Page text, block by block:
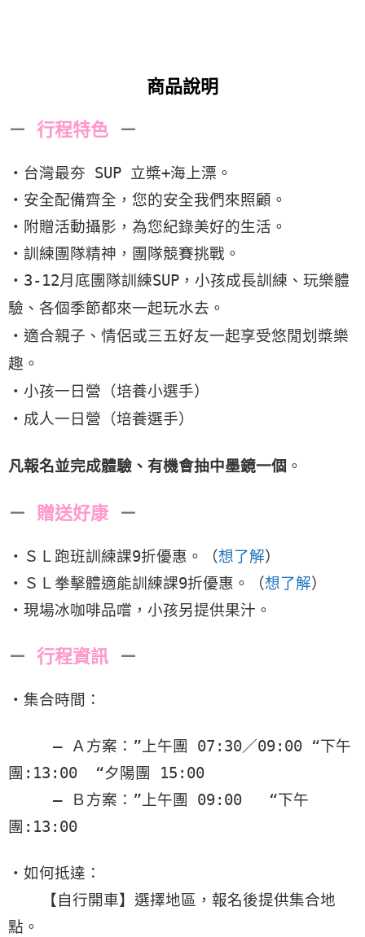
商品說明
－ 行程特色 －
・台灣最夯 SUP 立槳+海上漂。
・安全配備齊全，您的安全我們來照顧。
・附贈活動攝影，為您紀錄美好的生活。
・訓練團隊精神，團隊競賽挑戰。
・3-12月底團隊訓練SUP，小孩成長訓練、玩樂體
驗、各個季節都來一起玩水去。
・適合親子、情侶或三五好友一起享受悠閒划槳樂
趣。
・小孩一日營（培養小選手）
・成人一日營（培養選手）
凡報名並完成體驗、有機會抽中墨鏡一個 。
－ 贈送好康 －
・ＳＬ跑班訓練課9折優惠。（想了解）
・ＳＬ拳擊體適能訓練課9折優惠。（想了解）
・現場冰咖啡品嚐，小孩另提供果汁。
－ 行程資訊 －
・集合時間：
– Ａ方案：”上午團 07:30／09:00 “下午
團:13:00 “夕陽團 15:00
– Ｂ方案：”上午團 09:00 “下午
團:13:00
・如何抵達：
【自行開車】選擇地區，報名後提供集合地
點。